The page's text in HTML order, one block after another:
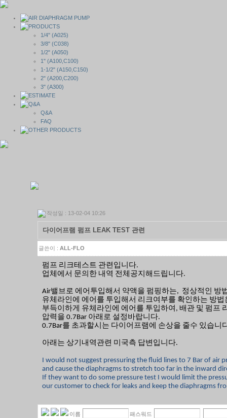
1/4" (A025)
3/8" (C038)
1/2" (A050)
1" (A100,C100)
1-1/2" (A150,C150)
2" (A200,C200)
3" (A300)
Q&A
FAQ
작성일 : 13-02-04 10:26
다이어프램 펌프 LEAK TEST 관련
글쓴이 :ALL-FLO
펌프 리크테스트 관련입니다.
업체에서 문의한 내역 전체공지해드립니다.
Air밸브로 에어투입해서 약액을 펌핑하는, 정상적인 방
유체라인에 에어를 투입해서 리크여부를 확인하는 방
부득이하게 유체라인에 에어를 투입하여, 배관 및 펌프
압력을 0.7Bar 아래로 설정바랍니다.
0.7Bar를 초과할시는 다이어프램에 손상을 줄수 있습니
아래는 상기내역관련 미국측 답변입니다.
I would not suggest pressuring the fluid lines to 7 Bar of air
and cause the diaphragms to stretch too far in the inward
If they want to do some pressure test I would limit the
our customer to check for leaks and keep the diaphragms
이름 패스워드